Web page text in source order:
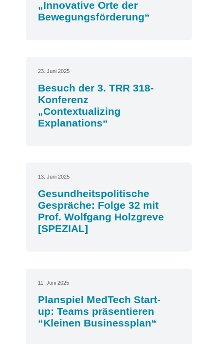
„Innovative Orte der
Bewegungsförderung“
23. Juni 2025
Besuch der 3. TRR 318-
Konferenz
„Contextualizing
Explanations“
13. Juni 2025
Gesundheitspolitische
Gespräche: Folge 32 mit
Prof. Wolfgang Holzgreve
[SPEZIAL]
11. Juni 2025
Planspiel MedTech Start-
up: Teams präsentieren
“Kleinen Businessplan“